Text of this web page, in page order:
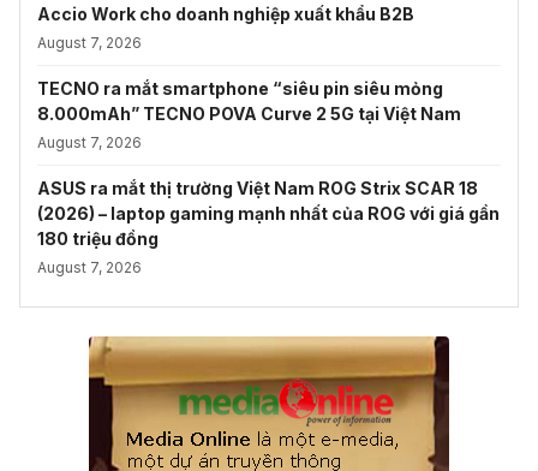
Accio Work cho doanh nghiệp xuất khẩu B2B
August 7, 2026
TECNO ra mắt smartphone “siêu pin siêu mỏng
8.000mAh” TECNO POVA Curve 2 5G tại Việt Nam
August 7, 2026
ASUS ra mắt thị trường Việt Nam ROG Strix SCAR 18
(2026) – laptop gaming mạnh nhất của ROG với giá gần
180 triệu đồng
August 7, 2026